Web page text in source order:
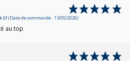
(Date de commande : 13/05/2026)
au top